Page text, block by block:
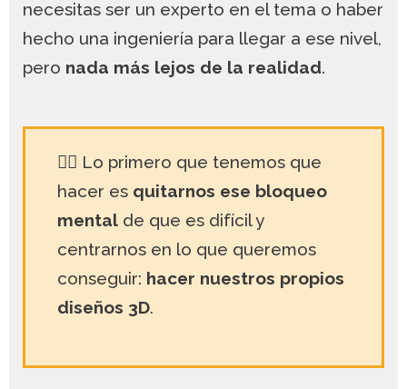
necesitas ser un experto en el tema o haber
hecho una ingeniería para llegar a ese nivel,
pero nada más lejos de la realidad.
☝🏻 Lo primero que tenemos que
hacer es quitarnos ese bloqueo
mental de que es difícil y
centrarnos en lo que queremos
conseguir: hacer nuestros propios
diseños 3D.